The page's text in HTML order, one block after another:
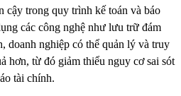
cậy trong quy trình kế toán và báo
các công nghệ như lưu trữ đám
doanh nghiệp có thể quản lý và truy
hơn, từ đó giảm thiểu nguy cơ sai sót
tài chính.